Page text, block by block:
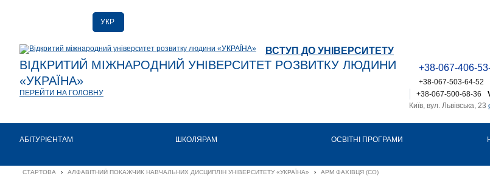
УКР
ENG
ВСТУП ДО УНІВЕРСИТЕТУ
ВІДКРИТИЙ МІЖНАРОДНИЙ УНІВЕРСИТЕТ РОЗВИТКУ ЛЮДИНИ
«УКРАЇНА»
ПЕРЕЙТИ НА ГОЛОВНУ
+38-067-406-
+38-067-503-64-52
+38-067-500-68-36
Київ, вул. Львівська, 23
АБІТУРІЄНТАМ ШКОЛЯРАМ ОСВІТНІ ПРОГРАМИ
СТАРТОВА › АЛФАВІТНИЙ ПОКАЖЧИК НАВЧАЛЬНИХ ДИСЦИПЛІН УНІВЕРСИТЕТУ «УКРАЇНА» › АРМ ФАХІВЦЯ (СО)